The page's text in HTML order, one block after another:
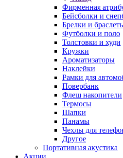
Фирменная
Бейсболки и
Брелки и
Футболки и поло
Толстовки и худи
Кружки
Ароматизаторы
Наклейки
Рамки для
Повербанк
Флеш накопители
Термосы
Шапки
Панамы
Чехлы для
Другое
Портативная акустика
Акции